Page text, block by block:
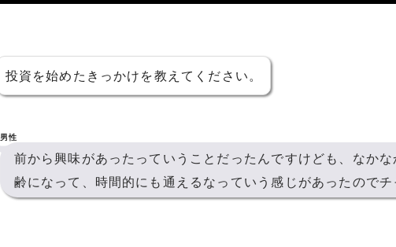
投資を始めたきっかけを教えてください。
男性
前から興味があったっていうことだったんですけども、なか
齢になって、時間的にも通えるなっていう感じがあったのでチ